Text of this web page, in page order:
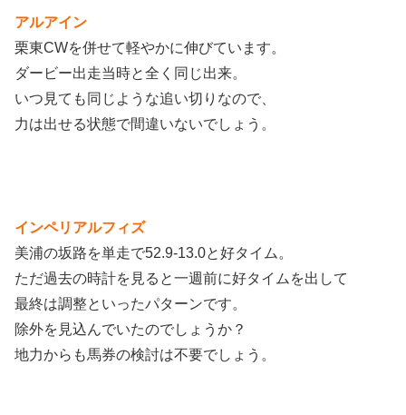
アルアイン
栗東CWを併せて軽やかに伸びています。
ダービー出走当時と全く同じ出来。
いつ見ても同じような追い切りなので、
力は出せる状態で間違いないでしょう。
インペリアルフィズ
美浦の坂路を単走で52.9-13.0と好タイム。
ただ過去の時計を見ると一週前に好タイムを出して
最終は調整といったパターンです。
除外を見込んでいたのでしょうか？
地力からも馬券の検討は不要でしょう。